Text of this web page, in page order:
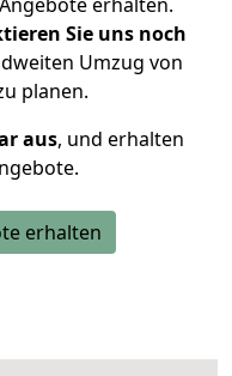
Sie uns noch
Umzug von
planen.
aus, und erhalten
erhalten